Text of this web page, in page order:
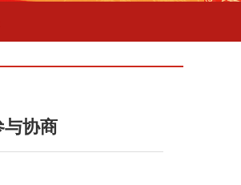
与协商